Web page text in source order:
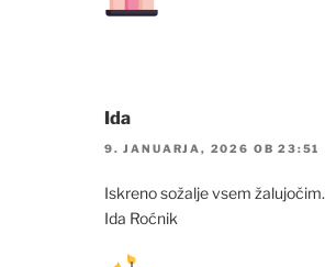
Ida
9. JANUARJA, 2026 OB 23:51
Iskreno sožalje vsem žalujočim.
Ida Roćnik